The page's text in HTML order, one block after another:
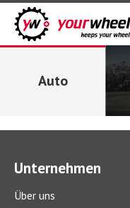
Auto
Unternehmen
Über uns